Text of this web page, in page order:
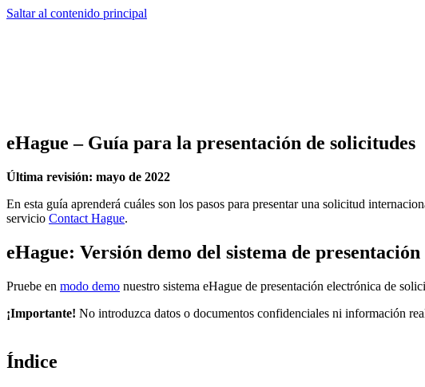
Saltar al contenido principal
eHague – Guía para la presentación de solicitudes
Última revisión: mayo de 2022
En esta guía aprenderá cuáles son los pasos para presentar una solicitud
servicio Contact Hague.
eHague: Versión demo del sistema de
Pruebe en modo demo nuestro sistema eHague de presentación electrónica de
¡Importante! No introduzca datos o documentos confidenciales ni información
Índice